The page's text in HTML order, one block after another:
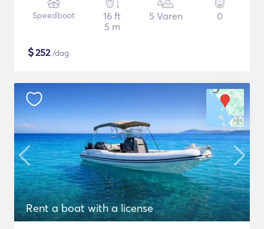
Speedboot
16 ft
5 m
5 Varen 0
$252/dag
Rent a boat with a license